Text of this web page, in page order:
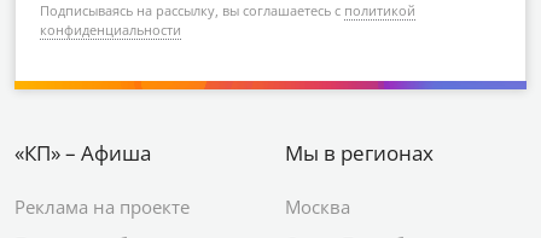
Подписываясь на рассылку, вы соглашаетесь с политикой
конфиденциальности
«КП» – Афиша
Реклама на проекте
Мы в регионах
Москва